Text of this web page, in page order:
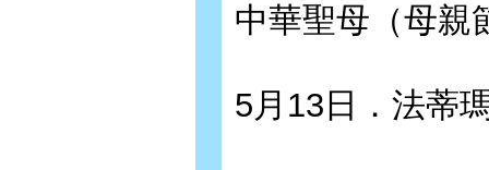
中華聖母（母親
5月13日．法蒂